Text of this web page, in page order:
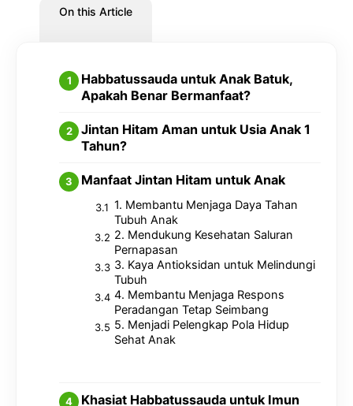
On this Article
Habbatussauda untuk Anak Batuk,
Apakah Benar Bermanfaat?
Jintan Hitam Aman untuk Usia Anak 1
Tahun?
Manfaat Jintan Hitam untuk Anak
1. Membantu Menjaga Daya Tahan
Tubuh Anak
2. Mendukung Kesehatan Saluran
Pernapasan
3. Kaya Antioksidan untuk Melindungi
Tubuh
4. Membantu Menjaga Respons
Peradangan Tetap Seimbang
5. Menjadi Pelengkap Pola Hidup
Sehat Anak
Khasiat Habbatussauda untuk Imun